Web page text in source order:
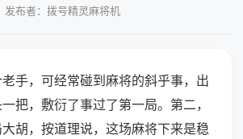
发布者：拨号精灵麻将机
手，可经常碰到麻将的斜乎事，出
把，敷衍了事过了第一局。第二，
胡，按道理说，这场麻将下来是稳